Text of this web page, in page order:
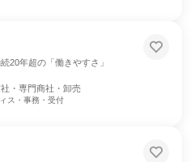
20年超の「働きやすさ」
・専門商社・卸売
ス・事務・受付